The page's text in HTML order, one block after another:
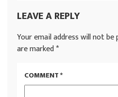
LEAVE A REPLY
Your email address will not be
are marked*
COMMENT*